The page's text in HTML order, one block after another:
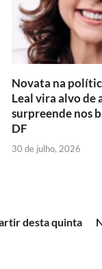
e
n
l
Novata na
Leal vira alvo de
surpreende nos
DF
30 de julho, 2026
desta quinta